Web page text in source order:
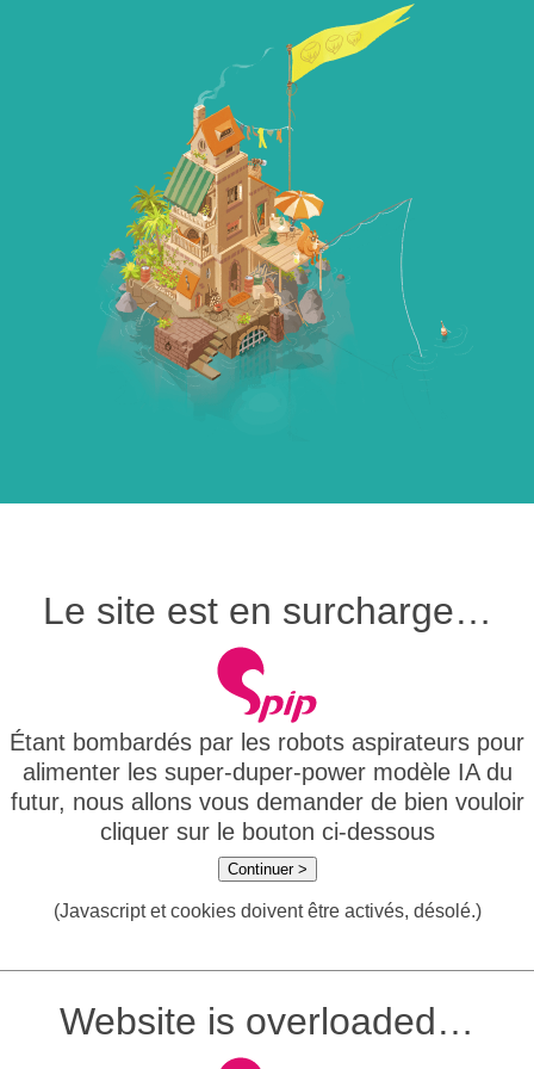
Le site est en surcharge…
Étant bombardés par les robots aspirateurs pour
alimenter les super-duper-power modèle IA du
futur, nous allons vous demander de bien vouloir
cliquer sur le bouton ci-dessous
Continuer >
(Javascript et cookies doivent être activés, désolé.)
Website is overloaded…